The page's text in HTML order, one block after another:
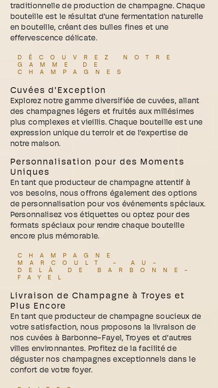
traditionnelle de production de champagne. Chaque
bouteille est le résultat d'une fermentation naturelle
en bouteille, créant des bulles fines et une
effervescence délicate.
DÉCOUVREZ NOTRE
GAMME DE
CHAMPAGNES
Cuvées d'Exception
Explorez notre gamme diversifiée de cuvées, allant
des champagnes légers et fruités aux millésimes
plus complexes et vieillis. Chaque bouteille est une
expression unique du terroir et de l'expertise de
notre maison.
Personnalisation pour des Moments
Uniques
En tant que producteur de champagne attentif à
vos besoins, nous offrons également des options
de personnalisation pour vos événements spéciaux.
Personnalisez vos étiquettes ou optez pour des
formats spéciaux pour rendre chaque bouteille
encore plus mémorable.
CHAMPAGNE
MARCOULT - AU-
DELÀ DE BARBONNE-
FAYEL
Livraison de Champagne à Troyes et
Plus Encore
En tant que producteur de champagne soucieux de
votre satisfaction, nous proposons la livraison de
nos cuvées à Barbonne-Fayel, Troyes et d'autres
villes environnantes. Profitez de la facilité de
déguster nos champagnes exceptionnels dans le
confort de votre foyer.